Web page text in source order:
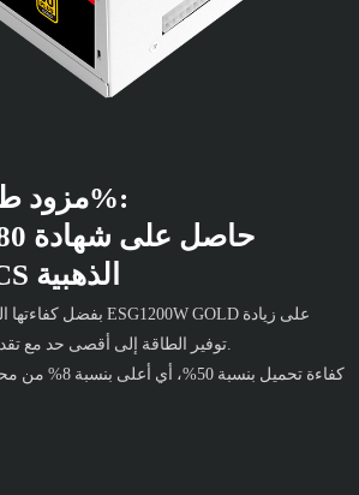
مزود طاقة بكفاءة 90%:
CYBENETICS الذهبية
توفير الطاقة إلى أقصى حد مع تقديم أداء من الدرجة الأولى.
كفاءة تحميل بنسبة